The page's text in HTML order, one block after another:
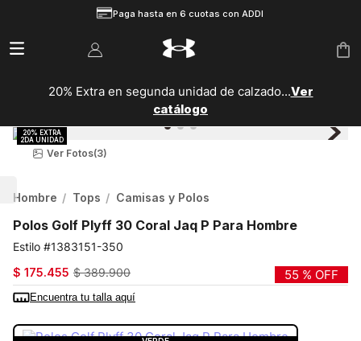
Paga hasta en 6 cuotas con ADDI
Ver
20% EXTRA en segunda unidad de
Ver Fotos(3)
Hombre Tops Camisas y Polos
Polos Golf Plyff 30 Coral Jaq P Para Hombre
1383151-350
$ 175.455 $ 389.900 55 % OFF
Encuentra tu talla aquí